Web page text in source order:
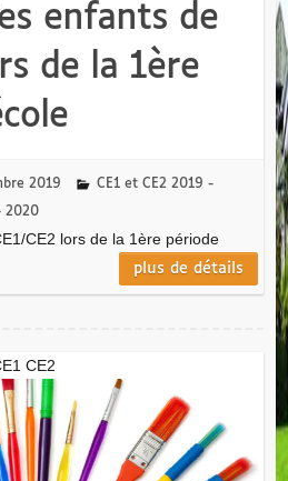
enfants de
de la 1ère
2019 CE1 et CE2 2019 -
2020
CE2 lors de la 1ère période
plus de détails
CE2